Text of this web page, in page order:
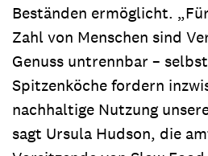
Beständen ermöglicht.
Zahl von Menschen sind
Genuss untrennbar –
Spitzenköche fordern
nachhaltige Nutzung
sagt Ursula Hudson, die